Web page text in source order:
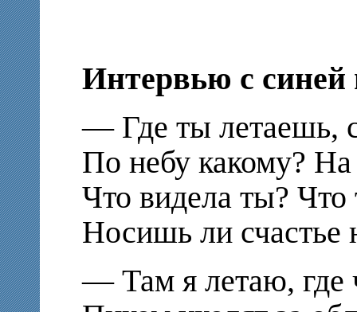
Интервью с синей
— Где ты летаешь,
По небу какому? На
Что видела ты? Что
Носишь ли счастье
— Там я летаю, где